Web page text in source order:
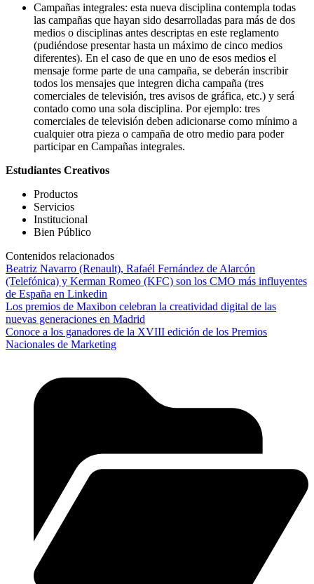
Campañas integrales: esta nueva disciplina contempla todas
las campañas que hayan sido desarrolladas para más de dos
medios o disciplinas antes descriptas en este reglamento
(pudiéndose presentar hasta un máximo de cinco medios
diferentes). En el caso de que en uno de esos medios el
mensaje forme parte de una campaña, se deberán inscribir
todos los mensajes que integren dicha campaña (tres
comerciales de televisión, tres avisos de gráfica, etc.) y será
contado como una sola disciplina. Por ejemplo: tres
comerciales de televisión deben adicionarse como mínimo a
cualquier otra pieza o campaña de otro medio para poder
participar en Campañas integrales.
Estudiantes Creativos
Productos
Servicios
Institucional
Bien Público
Contenidos relacionados
Beatriz Navarro (Renault), Rafaél Fernández de Alarcón
(Telefónica) y Kerman Romeo (KFC) son los CMO más influyentes
de España en Linkedin
Los premios de Maxibon celebran la creatividad digital de las
nuevas generaciones en Madrid
Conoce a los ganadores de la XVIII edición de los Premios
Nacionales de Marketing